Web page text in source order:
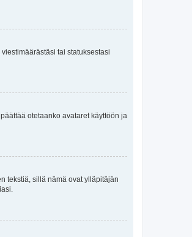
tai statuksestasi
otetaanko avataret käyttöön ja
tekstiä, sillä nämä ovat ylläpitäjän